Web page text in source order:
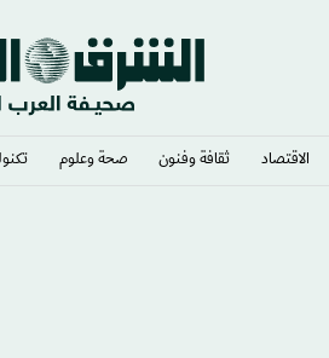
الاقتصاد ثقافة وفنون صحة وعلوم